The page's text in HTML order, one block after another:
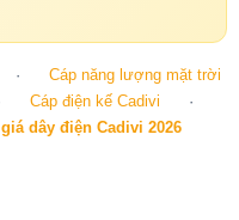
·
Cáp năng lượng mặt trời
Cáp điện kế Cadivi
·
dây điện Cadivi 2026